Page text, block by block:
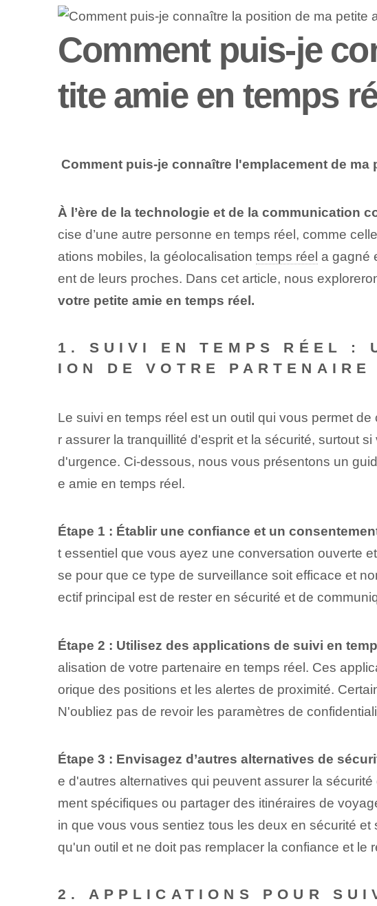
Comment puis-je
tite amie en temps
Comment puis-je connaître l'emplacement de ma
À l’ère de la technologie et de la communication
cise d’une autre personne en temps réel, comme
ations mobiles, la géolocalisation temps réel a gagné
ent de leurs proches. Dans cet article, nous
votre petite amie en temps réel.
1. SUIVI EN TEMPS RÉEL :
ION DE VOTRE PARTENAIRE
Le suivi en temps réel est un outil qui vous permet
r assurer la tranquillité d'esprit et la sécurité, surtout
d'urgence. Ci-dessous, nous vous présentons un
e amie en temps réel.
Étape 1 : Établir une confiance et un
t essentiel que vous ayez une conversation ouverte
se pour que ce type de surveillance soit efficace et
ectif principal est de rester en sécurité et de
Étape 2 : Utilisez des applications de suivi en
alisation de votre partenaire en temps réel. Ces
orique des positions et les alertes de proximité.
N'oubliez pas de revoir les paramètres de
Étape 3 : Envisagez d’autres alternatives de
e d'autres alternatives qui peuvent assurer la
ment spécifiques ou partager des itinéraires de
in que vous vous sentiez tous les deux en sécurité
qu'un outil⁣ et ne doit pas remplacer la confiance et le
2. APPLICATIONS POUR